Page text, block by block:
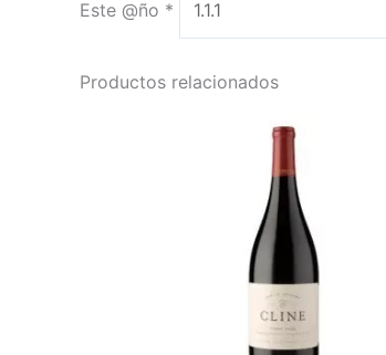
Este @ño *
Productos relacionados